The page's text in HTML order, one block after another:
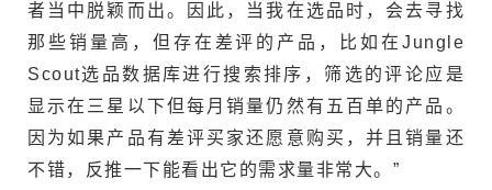
者当中脱颖而出。因此，当我在选品时，会去寻找
那些销量高，但存在差评的产品，比如在Jungle
Scout选品数据库进行搜索排序，筛选的评论应是
显示在三星以下但每月销量仍然有五百单的产品。
因为如果产品有差评买家还愿意购买，并且销量还
不错，反推一下能看出它的需求量非常大。”